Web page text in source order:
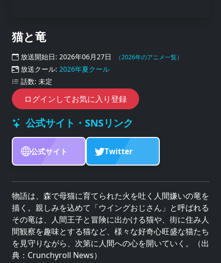
猫と竜
放送開始日: 2026年06月27日 （2026年のアニメ一覧）
放送クール: 2026年夏クール
話数: 未定
ログインしてお気に入り登録
公式サイト・SNSリンク
公式サイト Twitter
物語は、森で母猫に育てられた火を吐く人間嫌いの竜を
描く。親しみを込めて「ウイングおじさん」と呼ばれる
その竜は、人間王子と冒険に出かける猫や、街に住み人
間観察を趣味とする猫など、様々な好奇心旺盛な猫たち
を見守りながら、次第に人間への心を開いていく。（出
典：Crunchyroll News）